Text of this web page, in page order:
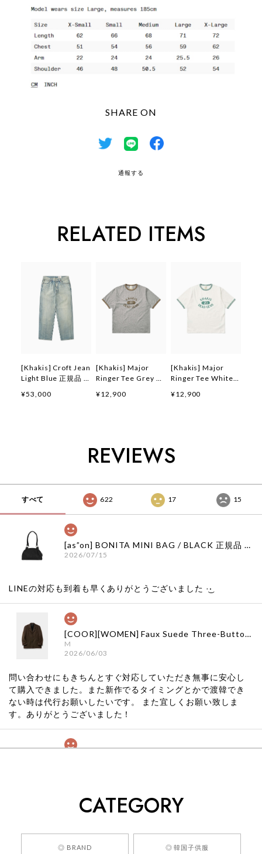
SHARE ON
通報する
RELATED ITEMS
[Khakis] Croft Jean
Light Blue 正規品 韓
ッション 韓国代行
¥53,000
[Khakis] Major
Ringer Tee Grey 正
韓国ファッション 韓
¥12,900
[Khakis] Major
Ringer Tee White
韓国ファッション 韓
¥12,900
REVIEWS
すべて 622 17 15
[as”on] BONITA MINI BAG / BLACK 正規品 韓国ブランド 韓国通販 韓国代行 韓国ファッション as on ason エズオン アズオン
2026/07/15
LINEの対応も到着も早くありがとうございました‪ ·͜·
[COOR][WOMEN] Faux Suede Three-Button Blazer (Dark Brown) 正規品 韓国ブランド 韓国通販 韓国代行 韓国ファッション クール クーア クアー 日本 店舗
M
2026/06/03
問い合わせにもきちんとすぐ対応していただき無事に安心し
て購入できました。また新作でるタイミングとかで渡韓でき
ない時は代行お願いしたいです。 また宜しくお願い致しま
す。ありがとうございました！
くっそかわいいし、ショップの問い合わせも返事がはやくて
嬉しいレビューをありがとうございます！ 商品を
CATEGORY
◎ BRAND ◎ 韓国子供服